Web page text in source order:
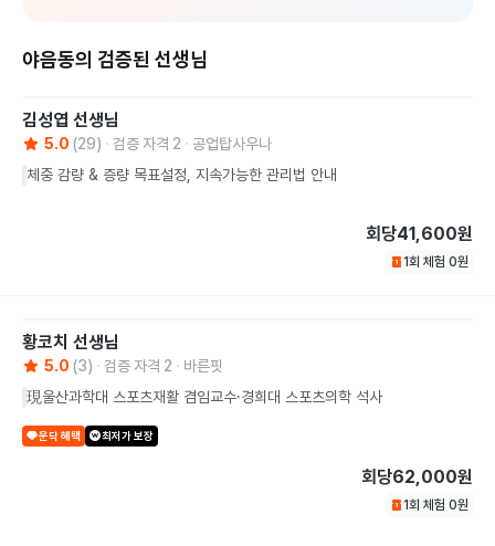
야음동의 검증된 선생님
김성엽 선생님
5.0 (29) 검증 자격 2
공업탑사우나
체중 감량 & 증량 목표설정, 지속가능한 관리법 안내
회당41,600원
1회 체험 0원
황코치 선생님
5.0 (3) 검증 자격 2
바른핏
現울산과학대 스포츠재활 겸임교수·경희대 스포츠의학 석사
운닥 혜택 최저가 보장
회당62,000원
1회 체험 0원